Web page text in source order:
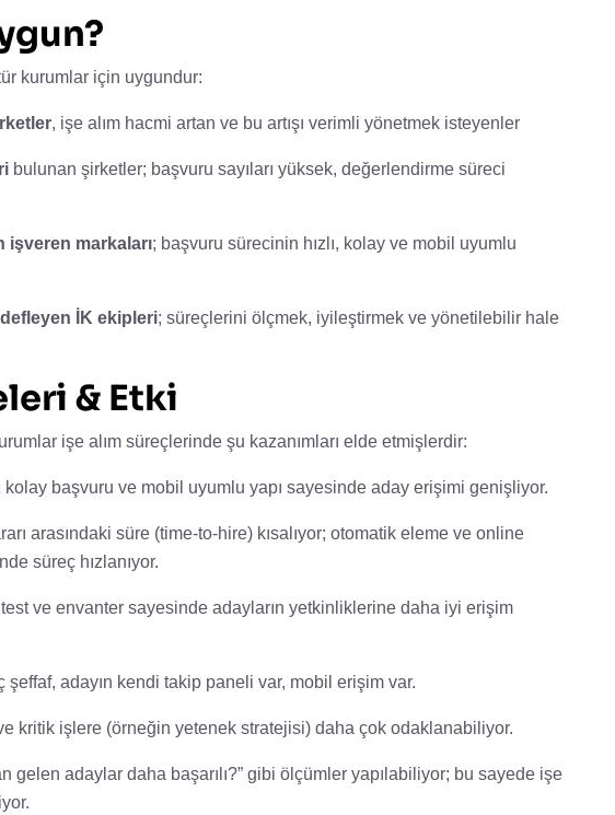
kurumlar için uygundur:
, işe alım hacmi artan ve bu artışı verimli yönetmek isteyenler
bulunan şirketler; başvuru sayıları yüksek, değerlendirme süreci
markaları; başvuru sürecinin hızlı, kolay ve mobil uyumlu
İK ekipleri; süreçlerini ölçmek, iyileştirmek ve yönetilebilir hale
& Etki
işe alım süreçlerinde şu kazanımları elde etmişlerdir:
kolay başvuru ve mobil uyumlu yapı sayesinde aday erişimi genişliyor.
arasındaki süre (time-to-hire) kısalıyor; otomatik eleme ve online
süreç hızlanıyor.
ve envanter sayesinde adayların yetkinliklerine daha iyi erişim
adayın kendi takip paneli var, mobil erişim var.
kritik işlere (örneğin yetenek stratejisi) daha çok odaklanabiliyor.
gelen adaylar daha başarılı?” gibi ölçümler yapılabiliyor; bu sayede işe